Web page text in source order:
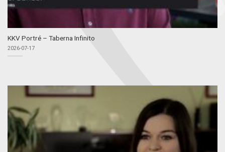
KKV Portré – Taberna Infinito
2026-07-17